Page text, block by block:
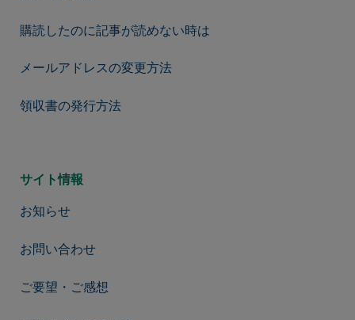
購読したのに記事が読めない時は
メールアドレスの変更方法
領収書の発行方法
サイト情報
お知らせ
お問い合わせ
ご要望・ご感想